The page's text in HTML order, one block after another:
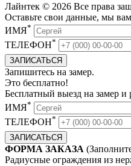
Лайнтек © 2026 Все права
Оставьте свои данные, мы
ИМЯ*
ТЕЛЕФОН*
ЗАПИСАТЬСЯ
Запишитесь на замер.
Это бесплатно!
Бесплатный выезд на замер и
ИМЯ*
ТЕЛЕФОН*
ЗАПИСАТЬСЯ
ФОРМА ЗАКАЗА
Радиусные ограждения из